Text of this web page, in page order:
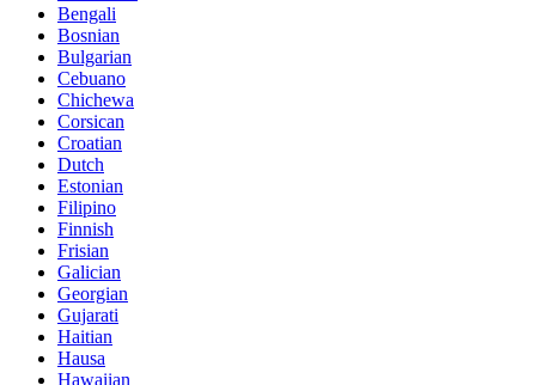
Bengali
Bosnian
Bulgarian
Cebuano
Chichewa
Corsican
Croatian
Dutch
Estonian
Filipino
Finnish
Frisian
Galician
Georgian
Gujarati
Haitian
Hausa
Hawaiian